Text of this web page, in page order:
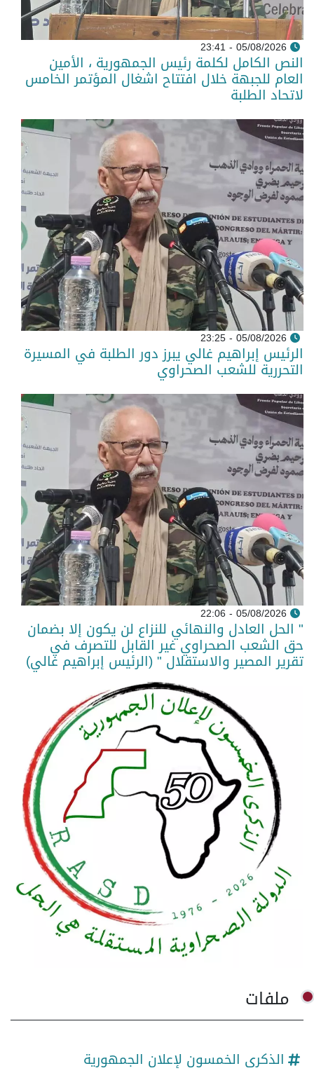
05/08/2026 - 23:41
النص الكامل لكلمة رئيس الجمهورية ، الأمين
العام للجبهة خلال افتتاح اشغال المؤتمر الخامس
لاتحاد الطلبة
05/08/2026 - 23:25
الرئيس إبراهيم غالي يبرز دور الطلبة في المسيرة
التحررية للشعب الصحراوي
05/08/2026 - 22:06
" الحل العادل والنهائي للنزاع لن يكون إلا بضمان
حق الشعب الصحراوي غير القابل للتصرف في
تقرير المصير والاستقلال " (الرئيس إبراهيم غالي)
ملفات
الذكرى الخمسون لإعلان الجمهورية